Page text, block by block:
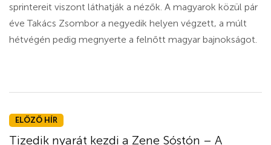
sprintereit viszont láthatják a nézők. A magyarok közül pár
éve Takács Zsombor a negyedik helyen végzett, a múlt
hétvégén pedig megnyerte a felnőtt magyar bajnokságot.
ELŐZŐ HÍR
Tizedik nyarát kezdi a Zene Sóstón – A